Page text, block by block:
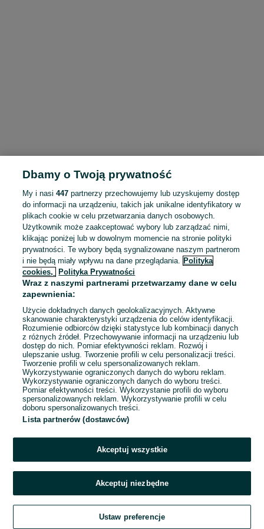
To ogłoszenie nie jest już dostępne
Przejdź na stronę główną
Dbamy o Twoją prywatność
My i nasi447 partnerzy przechowujemy lub uzyskujemy dostęp
do informacji na urządzeniu, takich jak unikalne identyfikatory w
plikach cookie w celu przetwarzania danych osobowych.
Użytkownik może zaakceptować wybory lub zarządzać nimi,
klikając poniżej lub w dowolnym momencie na stronie polityki
prywatności. Te wybory będą sygnalizowane naszym partnerom
i nie będą miały wpływu na dane przeglądania. Polityka
cookies,
Polityka Prywatności
Wraz z naszymi partnerami przetwarzamy dane w celu
zapewnienia:
Użycie dokładnych danych geolokalizacyjnych. Aktywne
skanowanie charakterystyki urządzenia do celów identyfikacji.
Rozumienie odbiorców dzięki statystyce lub kombinacji danych
z różnych źródeł. Przechowywanie informacji na urządzeniu lub
dostęp do nich. Pomiar efektywności reklam. Rozwój i
ulepszanie usług. Tworzenie profili w celu personalizacji treści.
Tworzenie profili w celu spersonalizowanych reklam.
Wykorzystywanie ograniczonych danych do wyboru reklam.
Wykorzystywanie ograniczonych danych do wyboru treści.
Pomiar efektywności treści. Wykorzystanie profili do wyboru
spersonalizowanych reklam. Wykorzystywanie profili w celu
doboru spersonalizowanych treści.
Lista partnerów (dostawców)
Akceptuj wszystkie
Akceptuj niezbędne
Ustaw preferencje